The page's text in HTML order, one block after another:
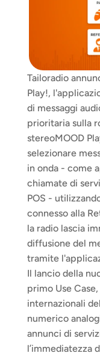
Tailoradio
Play!,
di messaggi
prioritaria sulla
stereoMOOD
selezionare
in onda - come
chiamate di
POS -
connesso alla
la radio lascia
diffusione del
tramite
Il lancio della
primo Use
internazionali
numerico
annunci di
l’immediatezza